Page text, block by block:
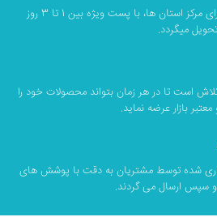
سفارش های شما برای مرکز استان ها، با پست ویژه بین 1 تا 3 روز
میگردد.
است تا در هر زمان بتواند محصولات خود را
بازار عرضه نماید.
شده توسط مشتریان به دقت با پوشش های
سپس ارسال می گردند.